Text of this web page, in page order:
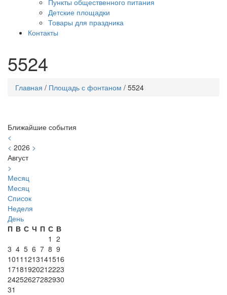
Пункты общественного питания
Детские площадки
Товары для праздника
Контакты
5524
Главная / Площадь с фонтаном / 5524
Ближайшие события
<
< 2026 >
Август
>
Месяц
Месяц
Список
Неделя
День
П В С Ч П С В
1 2
3 4 5 6 7 8 9
1011 1213141516
17181920212223
24252627282930
31